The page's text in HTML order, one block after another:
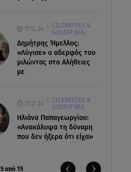
17.12.24
CELEBRITIES &
GOSSIP ΝΕΑ
Δημήτρης Ήμελλος:
«Λύγισε» ο αδερφός του
μιλώντας στο Αλήθειες
με
17.12.24
CELEBRITIES &
GOSSIP ΝΕΑ
Ηλιάνα Παπαγεωργίου:
«Ανακάλυψα τη δύναμη
που δεν ήξερα ότι είχα»
5 από 15